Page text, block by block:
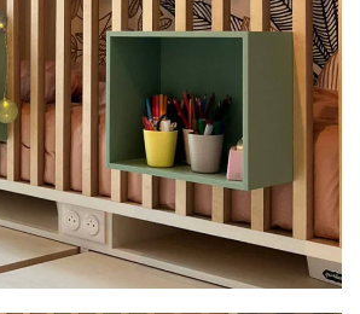
PLUS GRAND